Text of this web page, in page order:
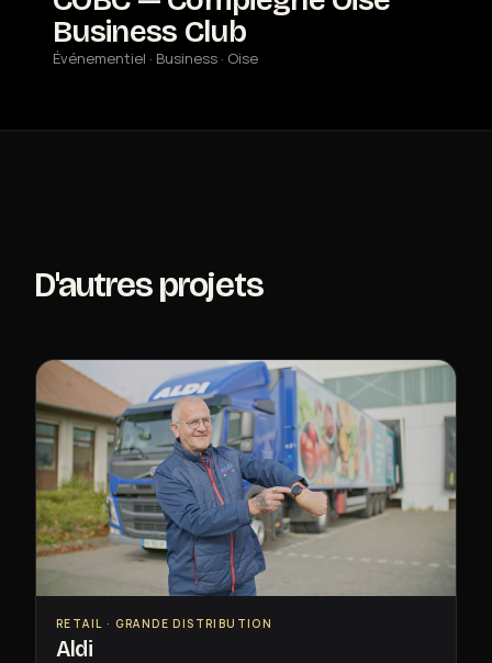
Business Club
Événementiel · Business · Oise
D'autres projets
RETAIL · GRANDE DISTRIBUTION
Aldi